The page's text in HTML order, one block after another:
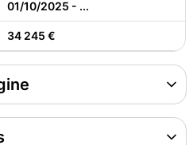
01/10/2025 - ...
34 245 €